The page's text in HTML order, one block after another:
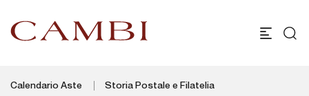
Calendario Aste Storia Postale e Filatelia